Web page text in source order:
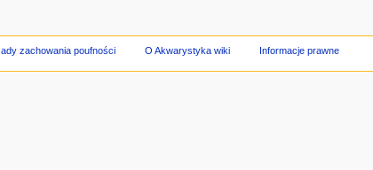
zachowania poufności O Akwarystyka wiki Informacje prawne